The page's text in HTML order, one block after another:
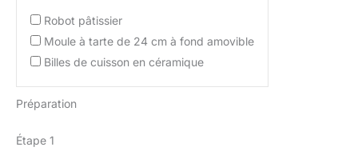
Robot pâtissier
Moule à tarte de 24 cm à fond amovible
Billes de cuisson en céramique
Préparation
Étape 1